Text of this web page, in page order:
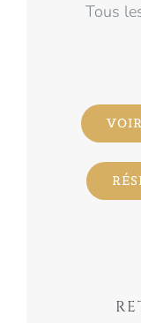
Tous